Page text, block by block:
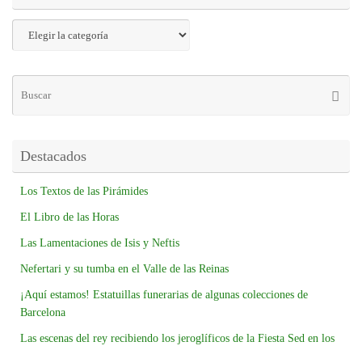
Destacados
Los Textos de las Pirámides
El Libro de las Horas
Las Lamentaciones de Isis y Neftis
Nefertari y su tumba en el Valle de las Reinas
¡Aquí estamos! Estatuillas funerarias de algunas colecciones de
Barcelona
Las escenas del rey recibiendo los jeroglíficos de la Fiesta Sed en los